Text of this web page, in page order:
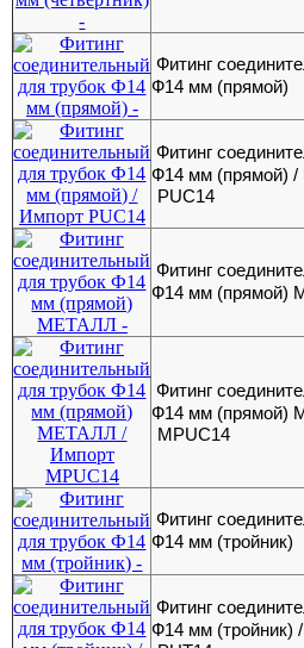
Фитинг
Ф14 мм (прямой)
Фитинг
Ф14 мм (прямой) /
PUC14
Фитинг
Ф14 мм (прямой)
Фитинг
Ф14 мм (прямой)
MPUC14
Фитинг
Ф14 мм (тройник)
Фитинг
Ф14 мм (тройник)